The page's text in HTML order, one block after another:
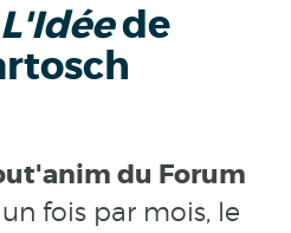
L'Idéede
du Forum
fois par mois, le